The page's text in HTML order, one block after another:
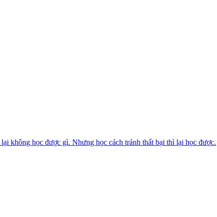
không học được gì. Nhưng học cách tránh thất bại thì lại học được.